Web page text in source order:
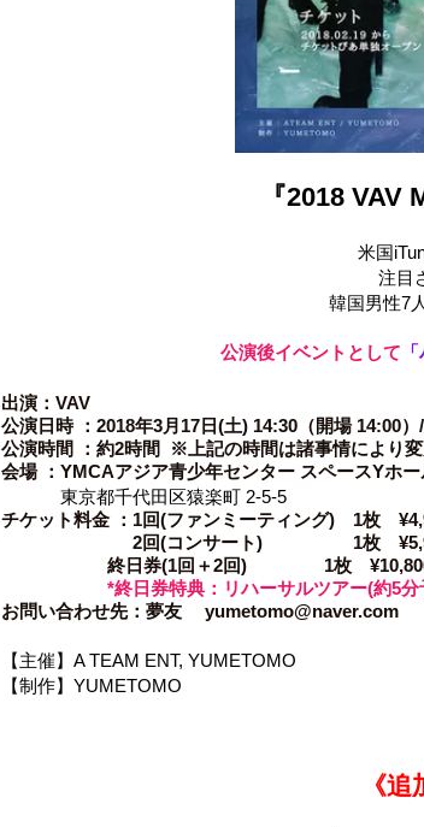
『2018 VAV
米国
注目
韓国男性7
公演後イベントとして
出演：VAV
公演日時 ：2018年3月17日(土) 14:30（開場 14:00）
公演時間 ：約2時間
※上記の時間は諸事情により
会場 ： YMCAアジア青少年センター スペースYホ
東京都千代田区猿楽町 2-5-5
チケット料金 ： 1回(ファンミーティング) 1枚
2回(コンサート) 1枚
終日券(1回＋2回) 1枚 ¥10,800(
*終日券特典：リハーサルツアー(約5分
お問い合わせ先： 夢友 yumetomo@naver.com
【主催】A TEAM ENT, YUMETOMO
【制作】YUMETOMO
《